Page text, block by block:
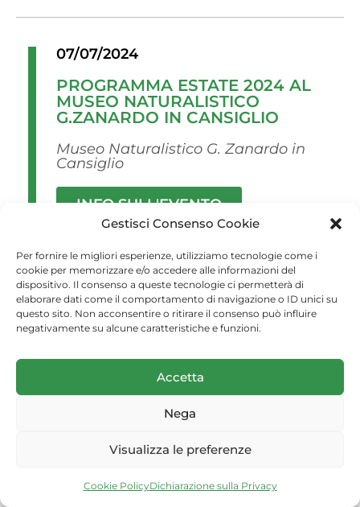
Gestisci Consenso Cookie
Per fornire le migliori esperienze, utilizziamo tecnologie come i
cookie per memorizzare e/o accedere alle informazioni del
dispositivo. Il consenso a queste tecnologie ci permetterà di
elaborare dati come il comportamento di navigazione o ID unici su
questo sito. Non acconsentire o ritirare il consenso può influire
negativamente su alcune caratteristiche e funzioni.
Accetta
Nega
Visualizza le preferenze
Cookie PolicyDichiarazione sulla Privacy
07/07/2024
PROGRAMMA ESTATE 2024 AL
MUSEO NATURALISTICO
G.ZANARDO IN CANSIGLIO
Museo Naturalistico G. Zanardo in
Cansiglio
INFO SULL'EVENTO
07/07/2024
GUIDE IN FESTA AL MUSEO
Cansiglio
INFO SULL'EVENTO